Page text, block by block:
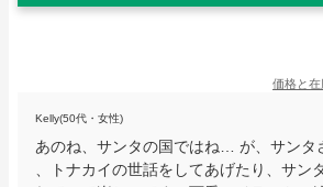
価格と在
Kelly(50代・女性)
あのね、サンタの国ではね… が、サンタ
、トナカイの世話をしてあげたり、サン